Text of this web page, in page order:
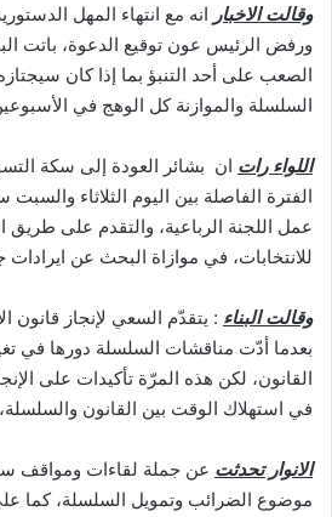
وقالت الاخبار انه مع انتهاء المهل
ورفض الرئيس عون توقيع الدعوة، باتت
الصعب على أحد التنبؤ بما إذا كان
السلسلة والموازنة كل الوهج في
اللواء رات ان بشائر العودة إلى سكة
الفترة الفاصلة بين اليوم الثلاثاء
عمل اللجنة الرباعية، والتقدم على طريق
للانتخابات، في موازاة البحث عن
وقالت البناء : يتقدّم السعي لإنجاز قانون
بعدما أدّت مناقشات السلسلة دورها في
القانون، لكن هذه المرّة تأكيدات على
في استهلاك الوقت بين القانون والسلسلة،
الانوار تحدثت عن جملة لقاءات
موضوع الضرائب وتمويل السلسلة، كما